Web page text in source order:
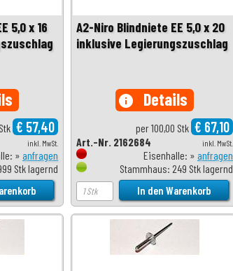
5,0 x 16
€ 57,40
inkl. MwSt.
» anfragen
Stk lagernd
A2-Niro Blindniete EE 5,0 x 20
inklusive Legierungszuschlag
info Details
per 100,00 Stk € 67,10
inkl. MwSt.
Art.-Nr. 2162684
Eisenhalle: » anfragen
Stammhaus: 249 Stk lagernd